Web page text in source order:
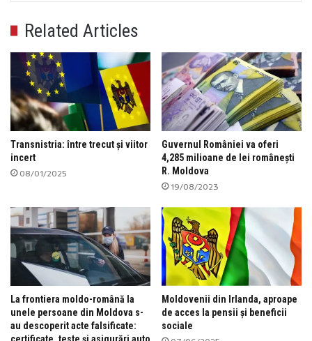
Related Articles
Transnistria: între trecut și viitor
incert
08/01/2025
Guvernul României va oferi
4,285 milioane de lei românești
R. Moldova
19/08/2023
La frontiera moldo-română la
unele persoane din Moldova s-
au descoperit acte falsificate:
Moldovenii din Irlanda, aproape
de acces la pensii și beneficii
sociale